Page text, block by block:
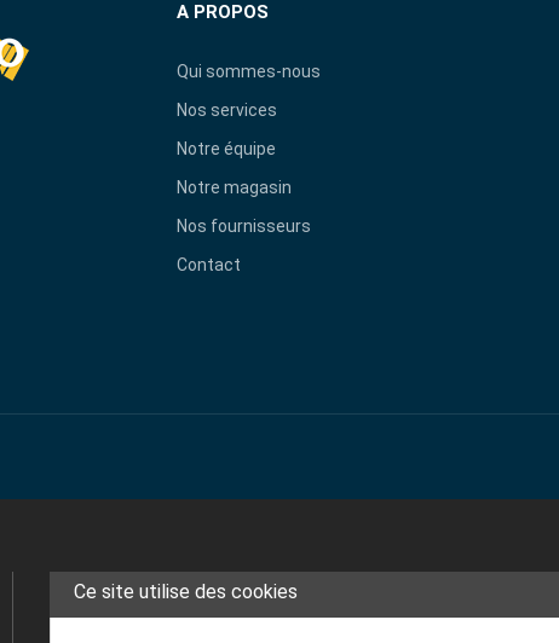
A PROPOS
Qui sommes-nous
Nos services
Notre équipe
Notre magasin
Nos fournisseurs
Contact
Ce site utilise des cookies